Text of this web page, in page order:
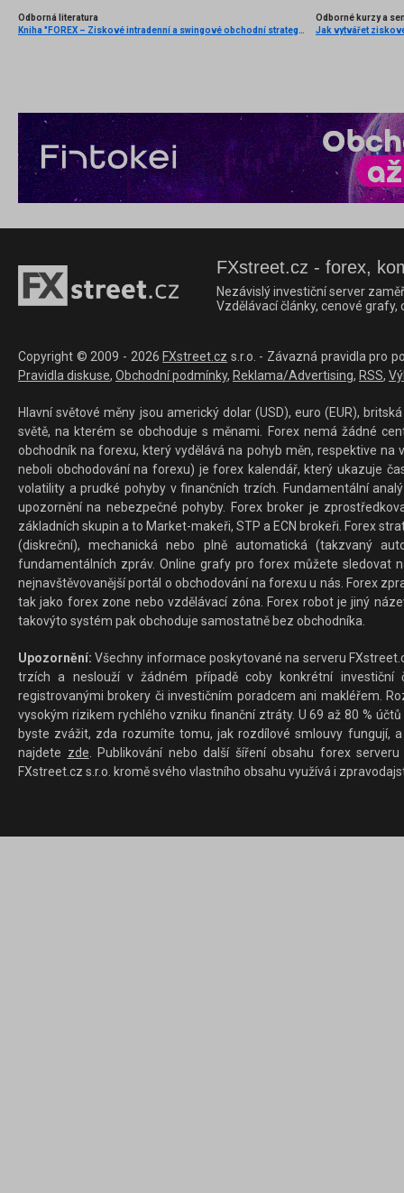
Odborná literatura
Kniha "FOREX – Ziskové intradenní a swingové obchodní strategie" od Kathy Lien vychází v češtině!
Odborné kurzy a
Jak vytvářet
FXstreet.cz - forex,
Nezávislý investiční server
Vzdělávací články, cenové
Copyright © 2009 - 2026 FXstreet.cz s.r.o. - Závazná pravidla pro
Pravidla diskuse, Obchodní podmínky, Reklama/Advertising, RSS,
Hlavní světové měny jsou americký dolar (USD), euro (EUR),
světě, na kterém se obchoduje s měnami. Forex nemá žádné
obchodník na forexu, který vydělává na pohyb měn, respektive
neboli obchodování na forexu) je forex kalendář, který ukazuje
volatility a prudké pohyby v finančních trzích. Fundamentální
upozornění na nebezpečné pohyby. Forex broker je
základních skupin a to Market-makeři, STP a ECN brokeři. Forex
(diskreční), mechanická nebo plně automatická (takzvaný
fundamentálních zpráv. Online grafy pro forex můžete sledovat
nejnavštěvovanější portál o obchodování na forexu u nás. Forex
tak jako forex zone nebo vzdělávací zóna. Forex robot je jiný
takovýto systém pak obchoduje samostatně bez obchodníka.
Upozornění: Všechny informace poskytované na serveru
trzích a neslouží v žádném případě coby konkrétní investiční
registrovanými brokery či investičním poradcem ani makléřem.
vysokým rizikem rychlého vzniku finanční ztráty. U 69 až 80 %
byste zvážit, zda rozumíte tomu, jak rozdílové smlouvy fungují,
najdete zde. Publikování nebo další šíření obsahu forex
FXstreet.cz s.r.o. kromě svého vlastního obsahu využívá i